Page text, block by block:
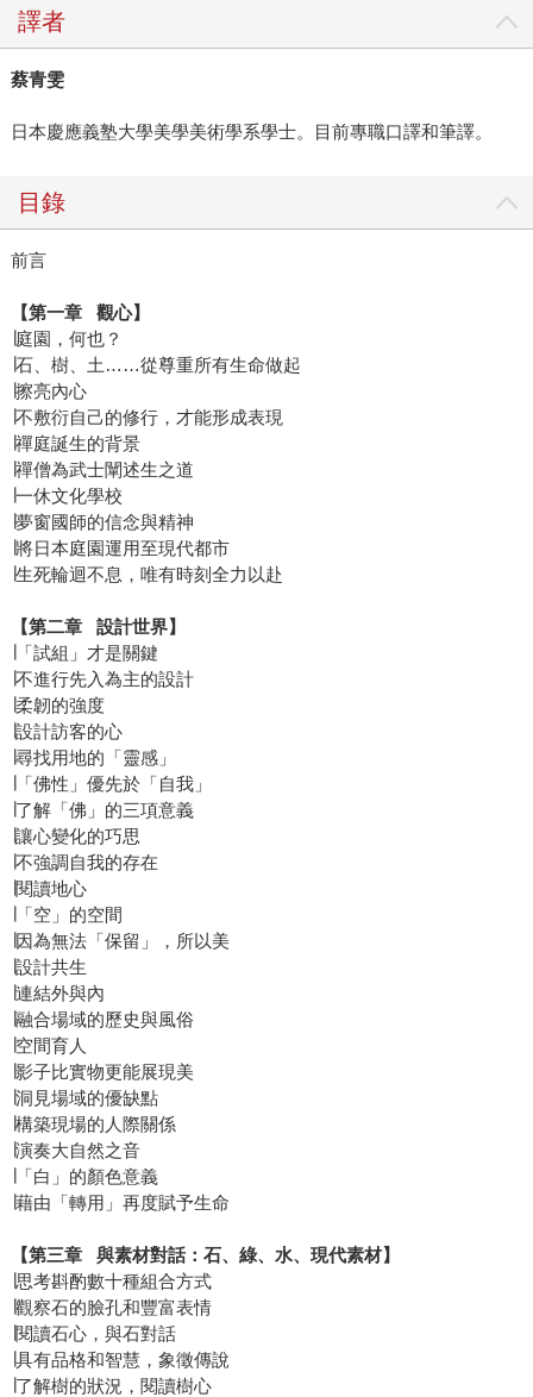
譯者
蔡青雯
日本慶應義塾大學美學美術學系學士。目前專職口譯和筆譯。
目錄
前言
【第一章 觀心】
∣庭園，何也？
∣石、樹、土……從尊重所有生命做起
∣擦亮內心
∣不敷衍自己的修行，才能形成表現
∣禪庭誕生的背景
∣禪僧為武士闡述生之道
∣一休文化學校
∣夢窗國師的信念與精神
∣將日本庭園運用至現代都市
∣生死輪迴不息，唯有時刻全力以赴
【第二章 設計世界】
∣「試組」才是關鍵
∣不進行先入為主的設計
∣柔韌的強度
∣設計訪客的心
∣尋找用地的「靈感」
∣「佛性」優先於「自我」
∣了解「佛」的三項意義
∣讓心變化的巧思
∣不強調自我的存在
∣閱讀地心
∣「空」的空間
∣因為無法「保留」，所以美
∣設計共生
∣連結外與內
∣融合場域的歷史與風俗
∣空間育人
∣影子比實物更能展現美
∣洞見場域的優缺點
∣構築現場的人際關係
∣演奏大自然之音
∣「白」的顏色意義
∣藉由「轉用」再度賦予生命
【第三章 與素材對話：石、綠、水、現代素材】
∣思考斟酌數十種組合方式
∣觀察石的臉孔和豐富表情
∣閱讀石心，與石對話
∣具有品格和智慧，象徵傳說
∣了解樹的狀況，閱讀樹心